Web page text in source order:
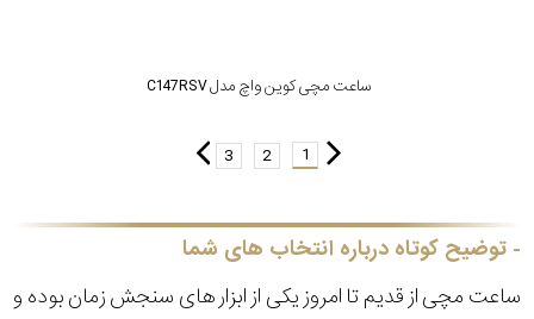
ساعت مچی کوین واچ مدل C147RSV
1
2
3
توضیح کوتاه درباره انتخاب های شما
ساعت مچی از قدیم تا امروز یکی از ابزار های سنجش زمان بوده و